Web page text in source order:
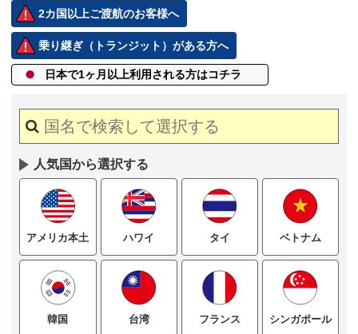
2カ国以上ご渡航のお客様へ
乗り継ぎ（トランジット）がある方へ
日本で1ヶ月以上利用される方はコチラ
人気国から選択する
アメリカ本土 ハワイ タイ ベトナム
韓国 台湾 フランス シンガポール